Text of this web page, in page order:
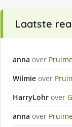
Laatste
anna over
Wilmie over
HarryLohr over
anna over